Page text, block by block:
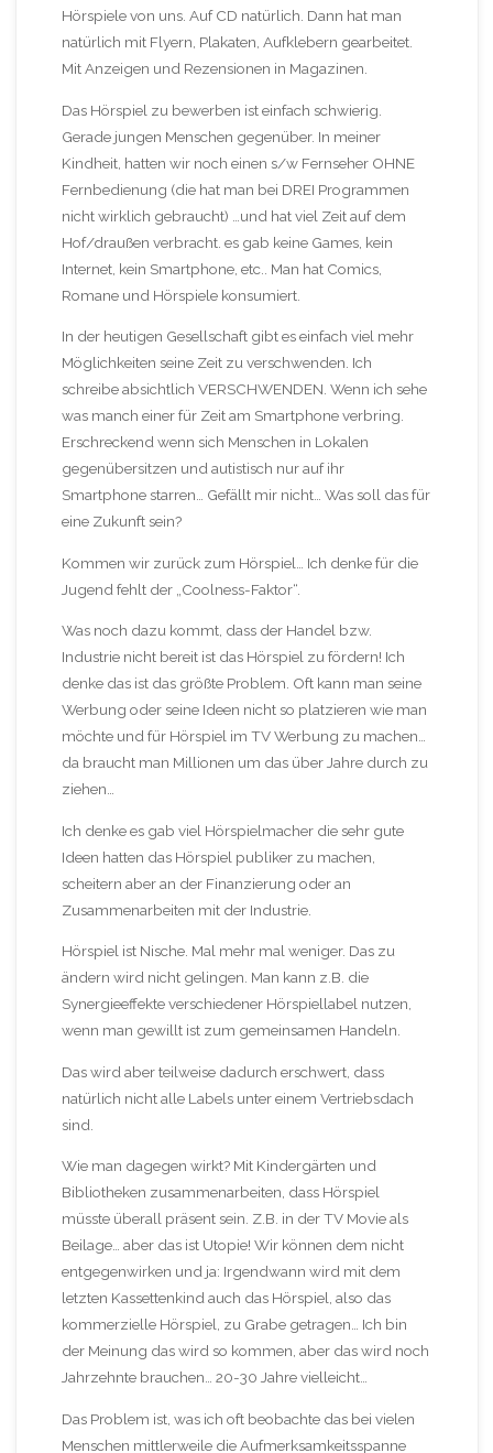
Hörspiele von uns. Auf CD natürlich. Dann hat man
natürlich mit Flyern, Plakaten, Aufklebern gearbeitet.
Mit Anzeigen und Rezensionen in Magazinen.
Das Hörspiel zu bewerben ist einfach schwierig.
Gerade jungen Menschen gegenüber. In meiner
Kindheit, hatten wir noch einen s/w Fernseher OHNE
Fernbedienung (die hat man bei DREI Programmen
nicht wirklich gebraucht) …und hat viel Zeit auf dem
Hof/draußen verbracht. es gab keine Games, kein
Internet, kein Smartphone, etc.. Man hat Comics,
Romane und Hörspiele konsumiert.
In der heutigen Gesellschaft gibt es einfach viel mehr
Möglichkeiten seine Zeit zu verschwenden. Ich
schreibe absichtlich VERSCHWENDEN. Wenn ich sehe
was manch einer für Zeit am Smartphone verbring.
Erschreckend wenn sich Menschen in Lokalen
gegenübersitzen und autistisch nur auf ihr
Smartphone starren… Gefällt mir nicht… Was soll das für
eine Zukunft sein?
Kommen wir zurück zum Hörspiel… Ich denke für die
Jugend fehlt der „Coolness-Faktor“.
Was noch dazu kommt, dass der Handel bzw.
Industrie nicht bereit ist das Hörspiel zu fördern! Ich
denke das ist das größte Problem. Oft kann man seine
Werbung oder seine Ideen nicht so platzieren wie man
möchte und für Hörspiel im TV Werbung zu machen…
da braucht man Millionen um das über Jahre durch zu
ziehen…
Ich denke es gab viel Hörspielmacher die sehr gute
Ideen hatten das Hörspiel publiker zu machen,
scheitern aber an der Finanzierung oder an
Zusammenarbeiten mit der Industrie.
Hörspiel ist Nische. Mal mehr mal weniger. Das zu
ändern wird nicht gelingen. Man kann z.B. die
Synergieeffekte verschiedener Hörspiellabel nutzen,
wenn man gewillt ist zum gemeinsamen Handeln.
Das wird aber teilweise dadurch erschwert, dass
natürlich nicht alle Labels unter einem Vertriebsdach
sind.
Wie man dagegen wirkt? Mit Kindergärten und
Bibliotheken zusammenarbeiten, dass Hörspiel
müsste überall präsent sein. Z.B. in der TV Movie als
Beilage… aber das ist Utopie! Wir können dem nicht
entgegenwirken und ja: Irgendwann wird mit dem
letzten Kassettenkind auch das Hörspiel, also das
kommerzielle Hörspiel, zu Grabe getragen… Ich bin
der Meinung das wird so kommen, aber das wird noch
Jahrzehnte brauchen… 20-30 Jahre vielleicht…
Das Problem ist, was ich oft beobachte das bei vielen
Menschen mittlerweile die Aufmerksamkeitsspanne